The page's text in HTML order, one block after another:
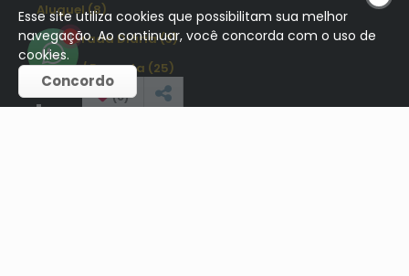
Aluguel (8)
Temporada Diária (3)
Venda / Permuta (25)
CONTATO
1
(0)
Esse site utiliza cookies que possibilitam sua melhor
navegação. Ao continuar, você concorda com o uso de
cookies.
Concordo